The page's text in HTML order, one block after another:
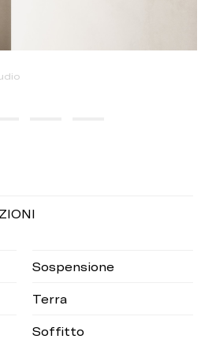
Sospensione
Terra
Soffitto